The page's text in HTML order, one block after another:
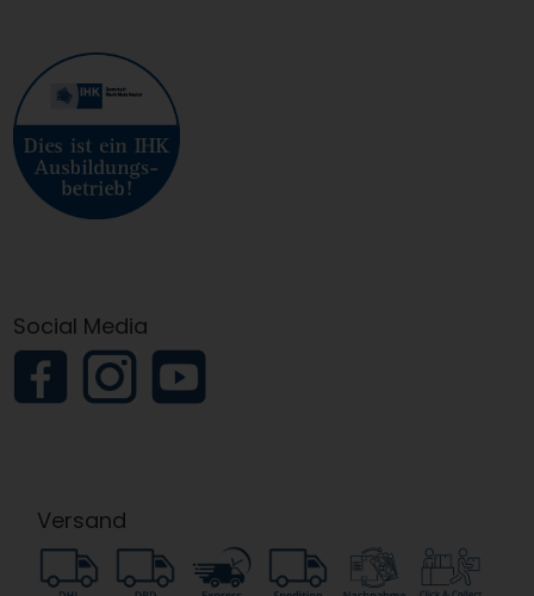
Social Media
Versand